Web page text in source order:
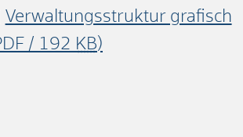
Verwaltungsstruktur grafisch
/ 192 KB)